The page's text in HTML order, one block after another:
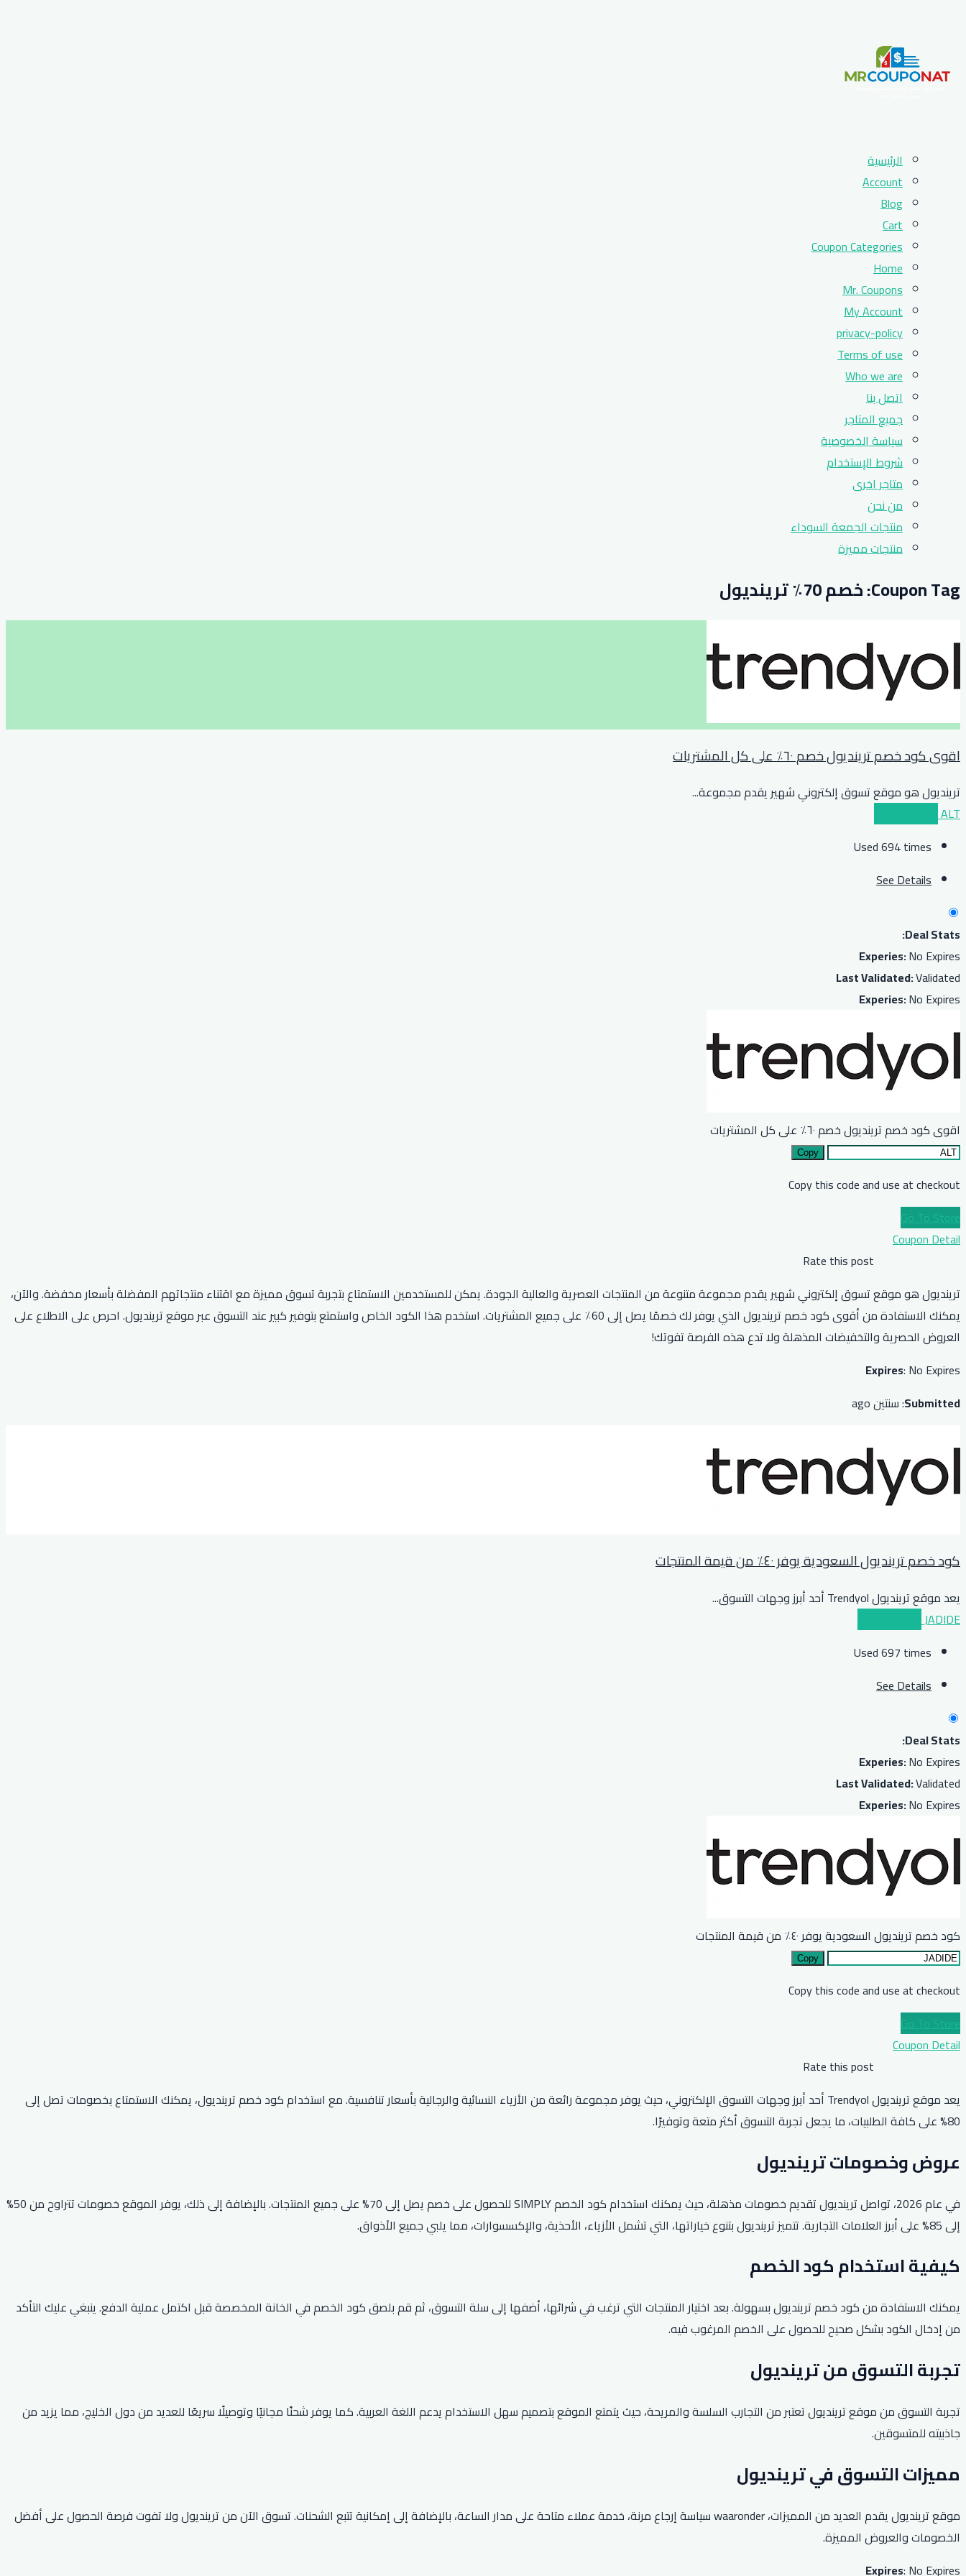
الرئيسية
Account
Blog
Cart
Coupon Categories
Home
Mr. Coupons
My Account
privacy-policy
Terms of use
Who we are
اتصل بنا
جميع المتاجر
سياسة الخصوصية
شروط الإستخدام
متاجر اخرى
من نحن
منتجات الجمعة السوداء
منتجات مميزة
Coupon Tag: خصم 70٪ ترينديول
اقوى كود خصم ترينديول خصم ٦٠٪ على كل المشتريات
ترينديول هو موقع تسوق إلكتروني شهير يقدم مجموعة...
ALT
Used 694 times
See Details
Deal Stats:
Experies:No Expires
Last Validated:Validated
Experies:No Expires
اقوى كود خصم ترينديول خصم ٦٠٪ على كل المشتريات
Copy
Copy this code and use at checkout
Go To Store
Coupon Detail
Rate this post
ترينديول هو موقع تسوق إلكتروني شهير يقدم مجموعة متنوعة من المنتجات العصرية والعالية الجودة. يمكن للمستخدمين الاستمتاع بتجربة تسوق مميزة مع اقتناء منتجاتهم المفضلة بأسعار مخفضة. والآن،
يمكنك الاستفادة من أقوى كود خصم ترينديول الذي يوفر لك خصمًا يصل إلى 60٪ على جميع المشتريات. استخدم هذا الكود الخاص واستمتع بتوفير كبير عند التسوق عبر موقع ترينديول. احرص على الاطلاع على
العروض الحصرية والتخفيضات المذهلة ولا تدع هذه الفرصة تفوتك!
Expires: No Expires
Submitted: سنتين ago
كود خصم ترينديول السعودية يوفر ٤٠٪ من قيمة المنتجات
يعد موقع ترينديول Trendyol أحد أبرز وجهات التسوق
...
JADIDE
Used 697 times
See Details
Deal Stats:
Experies:No Expires
Last Validated:Validated
Experies:No Expires
كود خصم ترينديول السعودية يوفر ٤٠٪ من قيمة المنتجات
Copy
Copy this code and use at checkout
Go To Store
Coupon Detail
Rate this post
يعد موقع ترينديول Trendyol أحد أبرز وجهات التسوق الإلكتروني، حيث يوفر مجموعة رائعة من الأزياء النسائية والرجالية بأسعار تنافسية. مع استخدام كود خصم ترينديول، يمكنك الاستمتاع بخصومات تصل إلى
80% على كافة الطلبيات، ما يجعل تجربة التسوق أكثر متعة وتوفيرًا.
عروض وخصومات ترينديول
في عام 2026، تواصل ترينديول تقديم خصومات مذهلة، حيث يمكنك استخدام كود الخصم SIMPLY للحصول على خصم يصل إلى 70% على جميع المنتجات. بالإضافة إلى ذلك، يوفر الموقع خصومات تتراوح من 50%
إلى 85% على أبرز العلامات التجارية. تتميز ترينديول بتنوع خياراتها، التي تشمل الأزياء، الأحذية، والإكسسوارات، مما يلبي جميع الأذواق.
كيفية استخدام كود الخصم
يمكنك الاستفادة من كود خصم ترينديول بسهولة. بعد اختيار المنتجات التي ترغب في شرائها، أضفها إلى سلة التسوق، ثم قم بلصق كود الخصم في الخانة المخصصة قبل اكتمل عملية الدفع. ينبغي عليك التأكد
من إدخال الكود بشكل صحيح للحصول على الخصم المرغوب فيه.
تجربة التسوق من ترينديول
تجربة التسوق من موقع ترينديول تعتبر من التجارب السلسة والمريحة، حيث يتمتع الموقع بتصميم سهل الاستخدام يدعم اللغة العربية. كما يوفر شحنًا مجانيًا وتوصيلًا سريعًا للعديد من دول الخليج، مما يزيد من
جاذبيته للمتسوقين.
مميزات التسوق في ترينديول
موقع ترينديول يقدم العديد من المميزات، waaronder سياسة إرجاع مرنة، خدمة عملاء متاحة على مدار الساعة، بالإضافة إلى إمكانية تتبع الشحنات. تسوق الآن من ترينديول ولا تفوت فرصة الحصول على أفضل
الخصومات والعروض المميزة.
Expires: No Expires